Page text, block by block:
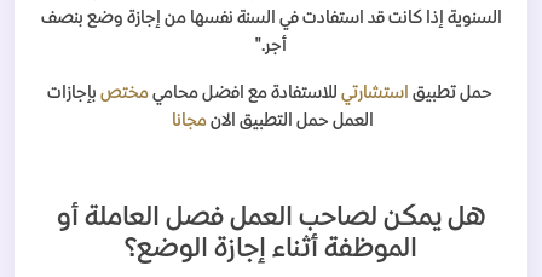
السنوية إذا كانت قد استفادت في السنة نفسها من إجازة وضع بنصف
أجر."
حمل تطبيق استشارتي للاستفادة مع افضل محاميمختص بإجازات
العمل حمل التطبيق الان مجانا
هل يمكن لصاحب العمل فصل العاملة أو
الموظفة أثناء إجازة الوضع؟